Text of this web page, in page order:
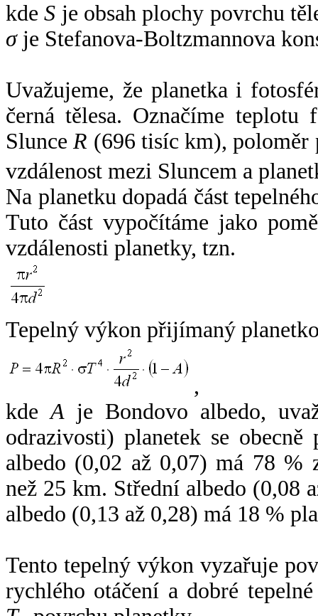
kdeS je obsah plochy povrchu
σje Stefanova-Boltzmannova
Uvažujeme, že planetka i
černá tělesa. Označíme
SlunceR (696 tisíc km),
vzdálenost mezi Sluncem a
Na planetku dopadá část
Tuto část vypočítáme jako
vzdálenosti planetky, tzn.
Tepelný výkon přijímaný
,
kdeA je Bondovo albedo,
odrazivosti) planetek se
albedo (0,02 až 0,07) má 78 %
než 25 km. Střední albedo (0,08
albedo (0,13 až 0,28) má 18 %
Tento tepelný výkon vyzařuje
rychlého otáčení a dobré